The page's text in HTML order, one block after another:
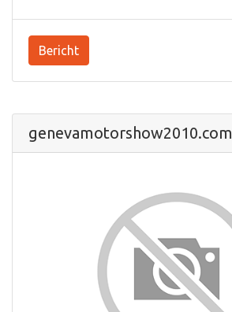
Bericht
genevamotorshow2010.com